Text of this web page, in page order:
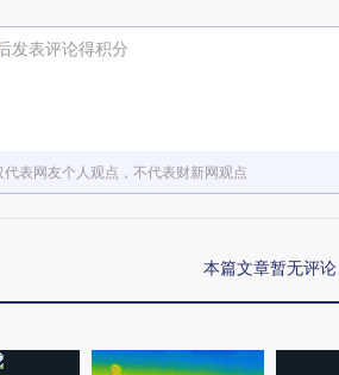
发表评论得积分
代表网友个人观点，不代表财新网观点
本篇文章暂无评论